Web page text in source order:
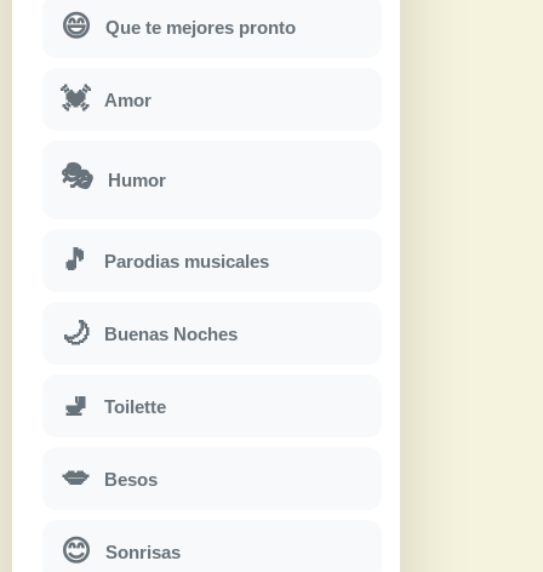
😄 Que te mejores pronto
💓 Amor
🎭 Humor
🎵 Parodias musicales
🌙 Buenas Noches
🚽 Toilette
💋 Besos
😊 Sonrisas